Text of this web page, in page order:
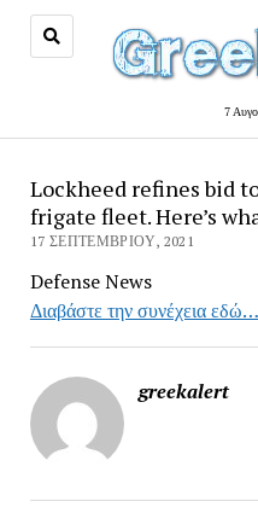
7
Lockheed refines bid
frigate fleet. Here’s
17 ΣΕΠΤΕΜΒΡΊΟΥ, 2021
Defense News
Διαβάστε την συνέχεια εδώ…
greekalert